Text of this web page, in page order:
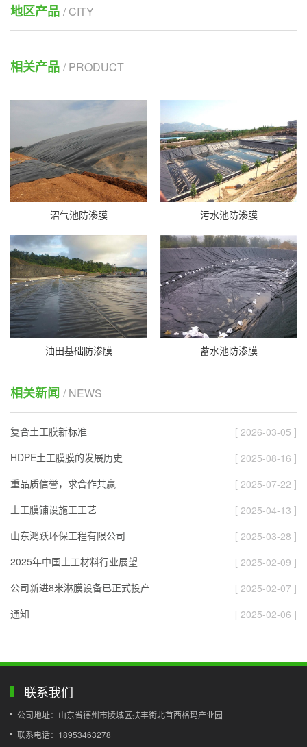
地区产品 / CITY
相关产品 / PRODUCT
沼气池防渗膜 污水池防渗膜
油田基础防渗膜 蓄水池防渗膜
相关新闻 / NEWS
复合土工膜新标准
[ 2026-03-05 ]
HDPE土工膜膜的发展历史
[ 2025-08-16 ]
重品质信誉，求合作共赢
[ 2025-07-22 ]
土工膜铺设施工工艺
[ 2025-04-13 ]
山东鸿跃环保工程有限公司
[ 2025-03-28 ]
2025年中国土工材料行业展望
[ 2025-02-09 ]
公司新进8米淋膜设备已正式投产
[ 2025-02-07 ]
通知
[ 2025-02-06 ]
联系我们
公司地址：山东省德州市陵城区扶丰街北首西格玛产业园
联系电话：18953463278